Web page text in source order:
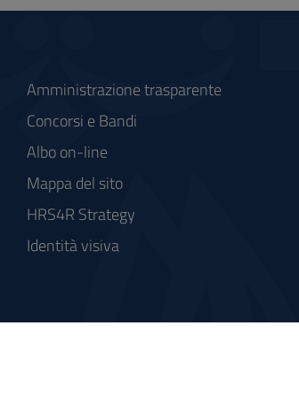
Amministrazione trasparente
Concorsi e Bandi
Albo on-line
Mappa del sito
HRS4R Strategy
Identità visiva